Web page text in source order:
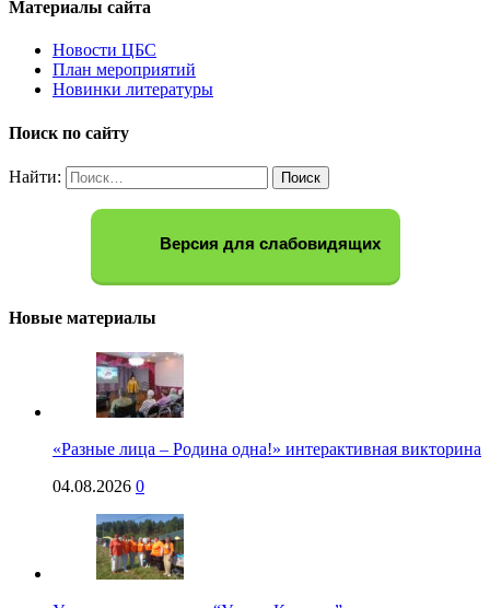
Материалы сайта
Новости ЦБС
План мероприятий
Новинки литературы
Поиск по сайту
Найти:
Версия для слабовидящих
Новые материалы
«Разные лица – Родина одна!» интерактивная викторина
04.08.2026 0